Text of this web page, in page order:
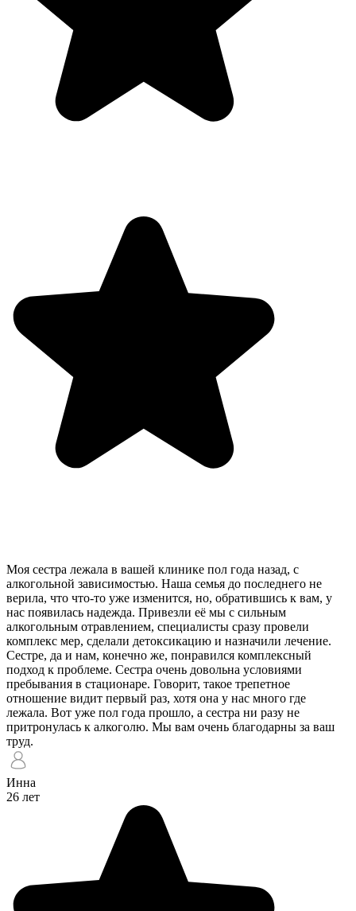
Моя сестра лежала в вашей клинике пол года назад, с
алкогольной зависимостью. Наша семья до последнего не
верила, что что-то уже изменится, но, обратившись к вам, у
нас появилась надежда. Привезли её мы с сильным
алкогольным отравлением, специалисты сразу провели
комплекс мер, сделали детоксикацию и назначили лечение.
Сестре, да и нам, конечно же, понравился комплексный
подход к проблеме. Сестра очень довольна условиями
пребывания в стационаре. Говорит, такое трепетное
отношение видит первый раз, хотя она у нас много где
лежала. Вот уже пол года прошло, а сестра ни разу не
притронулась к алкоголю. Мы вам очень благодарны за ваш
труд.
Инна
26 лет